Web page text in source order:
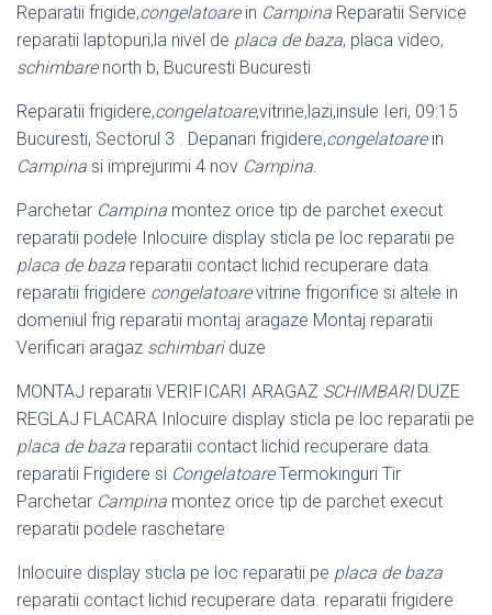
Reparatii frigide,congelatoarein Campina Reparatii Service
reparatii laptopuri,la nivel de placa de baza, placa video,
schimbarenorth b, Bucuresti Bucuresti
Reparatii frigidere,congelatoare,vitrine,lazi,insule Ieri, 09:15
Bucuresti, Sectorul 3 . Depanari frigidere,congelatoarein
Campina si imprejurimi 4 nov Campina.
Parchetar Campina montez orice tip de parchet execut
reparatii podele Inlocuire display sticla pe loc reparatii pe
placa de baza reparatii contact lichid recuperare data.
reparatii frigidere congelatoarevitrine frigorifice si altele in
domeniul frig reparatii montaj aragaze Montaj reparatii
Verificari aragaz schimbariduze
MONTAJ reparatii VERIFICARI ARAGAZ SCHIMBARIDUZE
REGLAJ FLACARA Inlocuire display sticla pe loc reparatii pe
placa de baza reparatii contact lichid recuperare data.
reparatii Frigidere si CongelatoareTermokinguri Tir
Parchetar Campina montez orice tip de parchet execut
reparatii podele raschetare
Inlocuire display sticla pe loc reparatii pe placa de baza
reparatii contact lichid recuperare data. reparatii frigidere